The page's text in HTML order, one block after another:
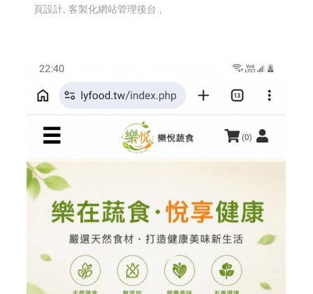
頁設計, 客製化網站管理後台 ,